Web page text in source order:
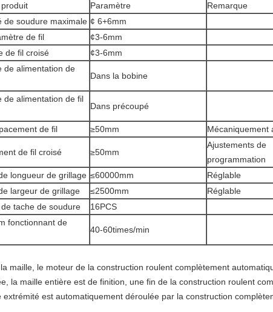
Paramètre
Remarque
de soudure maximale ¢ 6+6mm
de fil
¢3-6mm
de fil croisé ¢3-6mm
de alimentation de
Dans la bobine
de alimentation de fil
Dans précoupé
de fil ≥50mm Mécaniquement
de fil croisé ≥50mm
Ajustements de
programmation
longueur de grillage ≤60000mm
Réglable
largeur de grillage ≤2500mm
Réglable
tache de soudure 16PCS
fonctionnant de
40-60times/min
maille, le moteur de la construction roulent complètement
la maille entière est de finition, une fin de la construction roulent
est automatiquement déroulée par la construction